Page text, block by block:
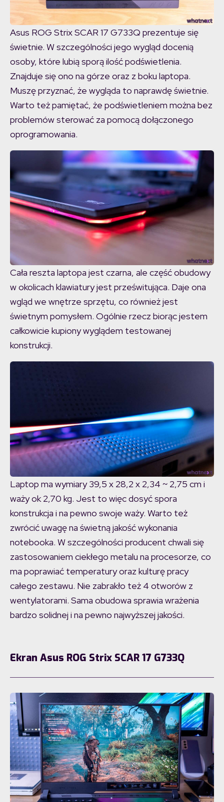
Asus ROG Strix SCAR 17 G733Q prezentuje się
świetnie. W szczególności jego wygląd docenią
osoby, które lubią sporą ilość podświetlenia.
Znajduje się ono na górze oraz z boku laptopa.
Muszę przyznać, że wygląda to naprawdę świetnie.
Warto też pamiętać, że podświetleniem można bez
problemów sterować za pomocą dołączonego
oprogramowania.
Cała reszta laptopa jest czarna, ale część obudowy
w okolicach klawiatury jest prześwitująca. Daje ona
wgląd we wnętrze sprzętu, co również jest
świetnym pomysłem. Ogólnie rzecz biorąc jestem
całkowicie kupiony wyglądem testowanej
konstrukcji.
Laptop ma wymiary 39,5 x 28,2 x 2,34 ~ 2,75 cm i
waży ok 2,70 kg. Jest to więc dosyć spora
konstrukcja i na pewno swoje waży. Warto też
zwrócić uwagę na świetną jakość wykonania
notebooka. W szczególności producent chwali się
zastosowaniem ciekłego metalu na procesorze, co
ma poprawiać temperatury oraz kulturę pracy
całego zestawu. Nie zabrakło też 4 otworów z
wentylatorami. Sama obudowa sprawia wrażenia
bardzo solidnej i na pewno najwyższej jakości.
Ekran Asus ROG Strix SCAR 17 G733Q